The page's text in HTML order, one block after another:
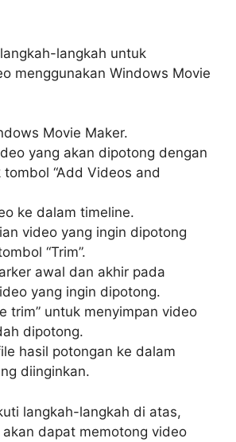
langkah untuk
menggunakan Windows Movie
Movie Maker.
yang akan dipotong dengan
tombol “Add Videos and
ke dalam timeline.
video yang ingin dipotong
“Trim”.
awal dan akhir pada
yang ingin dipotong.
trim” untuk menyimpan video
dipotong.
hasil potongan ke dalam
diinginkan.
langkah-langkah di atas,
dapat memotong video